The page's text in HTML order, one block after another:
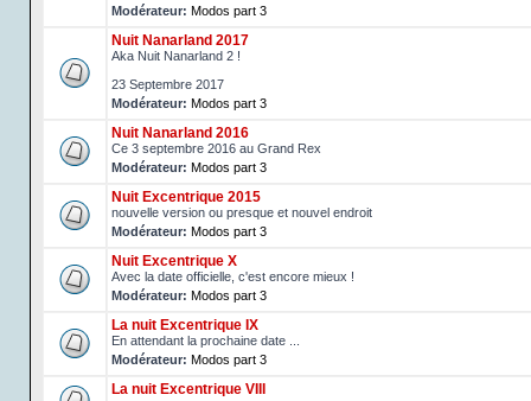
Modérateur: Modos part 3
Nuit Nanarland 2017
Aka Nuit Nanarland 2 !
23 Septembre 2017
Modérateur: Modos part 3
Nuit Nanarland 2016
Ce 3 septembre 2016 au Grand Rex
Modérateur: Modos part 3
Nuit Excentrique 2015
nouvelle version ou presque et nouvel endroit
Modérateur: Modos part 3
Nuit Excentrique X
Avec la date officielle, c'est encore mieux !
Modérateur: Modos part 3
La nuit Excentrique IX
En attendant la prochaine date ...
Modérateur: Modos part 3
La nuit Excentrique VIII